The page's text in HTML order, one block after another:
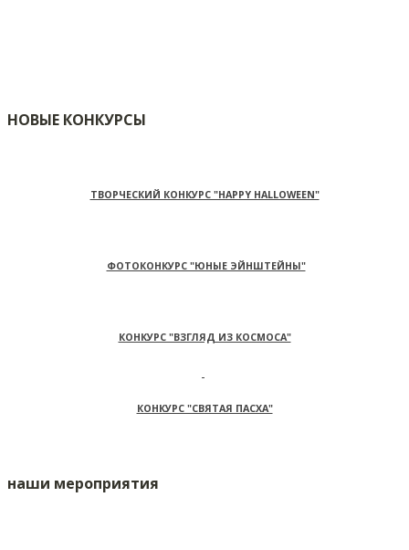
НОВЫЕ КОНКУРСЫ
ТВОРЧЕСКИЙ КОНКУРС "HAPPY HALLOWEEN"
ФОТОКОНКУРС "ЮНЫЕ ЭЙНШТЕЙНЫ"
КОНКУРС "ВЗГЛЯД ИЗ КОСМОСА"
КОНКУРС "СВЯТАЯ ПАСХА"
наши мероприятия